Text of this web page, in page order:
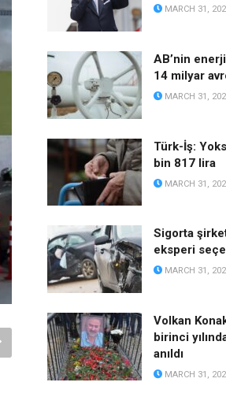
MARCH 31,
AB’nin
14 milyar
MARCH 31,
Türk-İş:
bin 817 lira
MARCH 31,
Sigorta
eksperi
MARCH 31,
Volkan
birinci
anıldı
MARCH 31,